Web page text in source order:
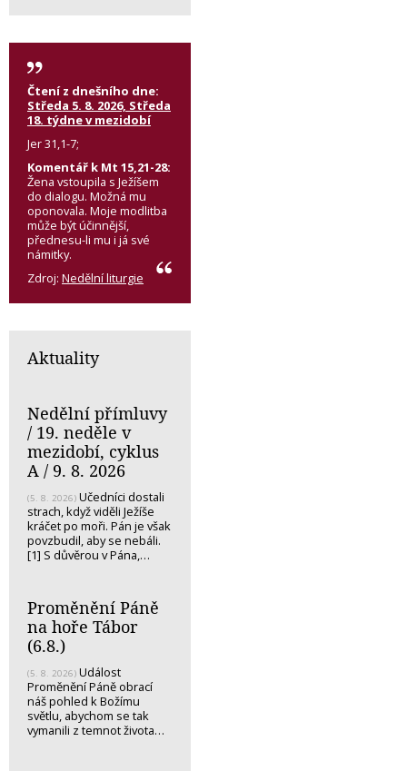
Čtení z dnešního dne:
Středa 5. 8. 2026, Středa
18. týdne v mezidobí
Jer 31,1-7;
Komentář k Mt 15,21-28:
Žena vstoupila s Ježíšem
do dialogu. Možná mu
oponovala. Moje modlitba
může být účinnější,
přednesu-li mu i já své
námitky.
Zdroj: Nedělní liturgie
Aktuality
Nedělní přímluvy
/ 19. neděle v
mezidobí, cyklus
A / 9. 8. 2026
(5. 8. 2026) Učedníci dostali
strach, když viděli Ježíše
kráčet po moři. Pán je však
povzbudil, aby se nebáli.
[1] S důvěrou v Pána,…
Proměnění Páně
na hoře Tábor
(6.8.)
(5. 8. 2026) Událost
Proměnění Páně obrací
náš pohled k Božímu
světlu, abychom se tak
vymanili z temnot života…